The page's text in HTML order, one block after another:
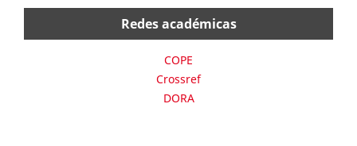
Redes académicas
COPE
Crossref
DORA